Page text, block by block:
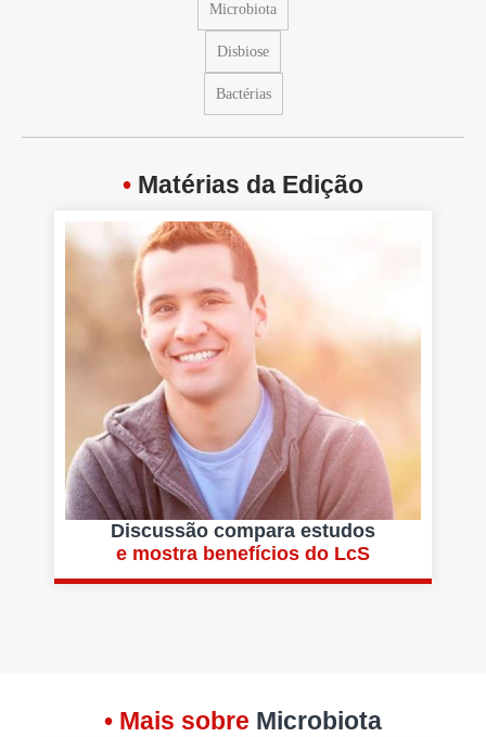
Microbiota
Disbiose
Bactérias
• Matérias da Edição
Discussão compara estudos
e mostra benefícios do LcS
• Mais sobre Microbiota